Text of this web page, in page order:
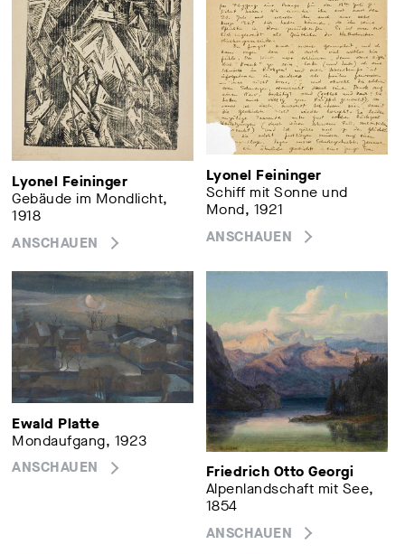
Lyonel Feininger
Gebäude im Mondlicht,
1918
ANSCHAUEN
Lyonel Feininger
Schiff mit Sonne und
Mond, 1921
ANSCHAUEN
Ewald Platte
Mondaufgang, 1923
ANSCHAUEN
Friedrich Otto Georgi
Alpenlandschaft mit See,
1854
ANSCHAUEN